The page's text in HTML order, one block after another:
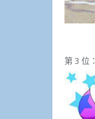
第 3 位